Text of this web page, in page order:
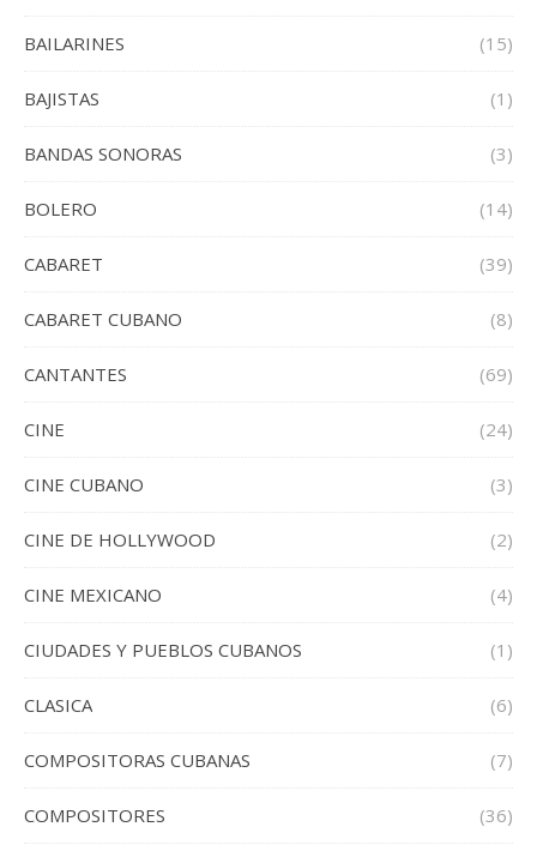
BAILARINES (15)
BAJISTAS (1)
BANDAS SONORAS (3)
BOLERO (14)
CABARET (39)
CABARET CUBANO (8)
CANTANTES (69)
CINE (24)
CINE CUBANO (3)
CINE DE HOLLYWOOD (2)
CINE MEXICANO (4)
CIUDADES Y PUEBLOS CUBANOS (1)
CLASICA (6)
COMPOSITORAS CUBANAS (7)
COMPOSITORES (36)